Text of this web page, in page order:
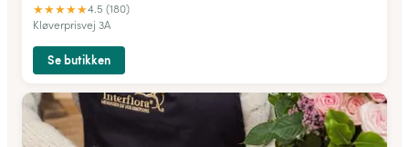
★★★★★4.5 (180)
Kløverprisvej 3A
Se butikken